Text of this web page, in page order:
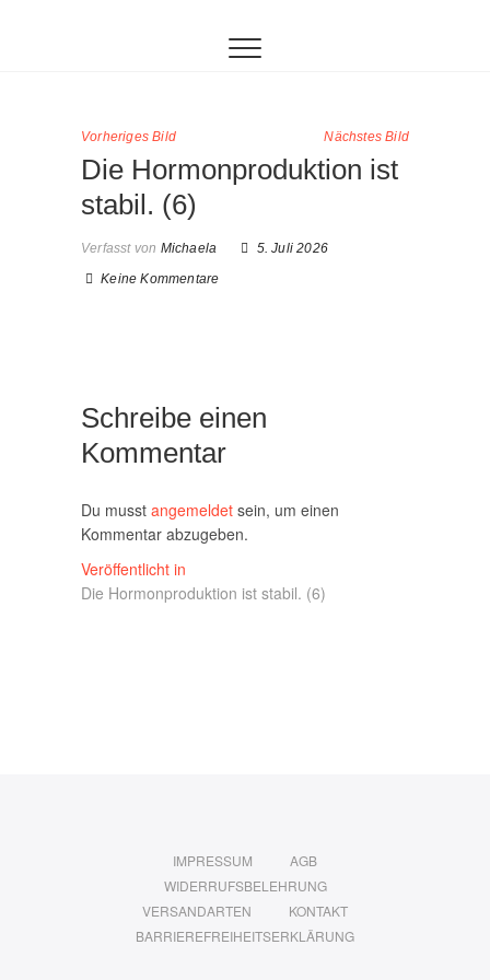
Vorheriges Bild Nächstes Bild
Die Hormonproduktion ist
stabil. (6)
Verfasst von Michaela
5. Juli 2026
Keine Kommentare
Schreibe einen
Kommentar
Du musst angemeldet sein, um einen
Kommentar abzugeben.
Beitragsnavigation
Veröffentlicht in
Die Hormonproduktion ist stabil. (6)
IMPRESSUM
AGB
WIDERRUFSBELEHRUNG
VERSANDARTEN
KONTAKT
BARRIEREFREIHEITSERKLÄRUNG